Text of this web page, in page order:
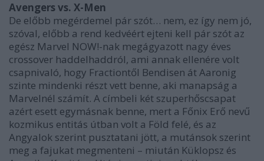
Avengers vs. X-Men
De előbb megérdemel pár szót… nem, ez így nem jó,
szóval, előbb a rend kedvéért ejteni kell pár szót az
egész Marvel NOW!-nak megágyazott nagy éves
crossover haddelhaddról, ami annak ellenére volt
csapnivaló, hogy Fractiontől Bendisen át Aaronig
szinte mindenki részt vett benne, aki manapság a
Marvelnél számít. A címbeli két szuperhőscsapat
azért esett egymásnak benne, mert a Főnix Erő nevű
kozmikus entitás útban volt a Föld felé, és az
Angyalok szerint pusztatani jött, a mutánsok szerint
meg a fajukat megmenteni – miután Küklopsz és